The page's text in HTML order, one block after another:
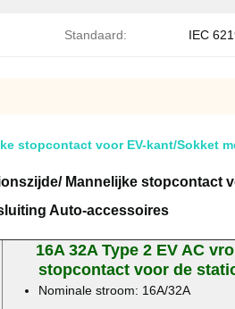
Standaard: IEC
stopcontact voor EV-kant/Sokket
Mannelijke stopcontact
Auto-accessoires
16A 32A Type 2 EV AC
stopcontact voor de
Nominale stroom: 16A/32A